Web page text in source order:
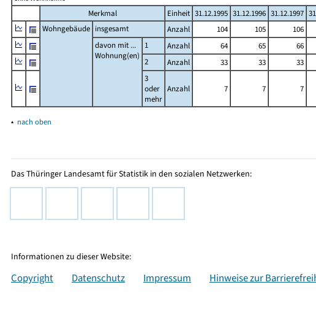
Merkmal Einheit 31.12.1995 31.12.1996 31.12.1997
Wohngebäude insgesamt Anzahl 104 105 106
davon mit ...
Wohnung(en)
1 Anzahl 64 65 66
2
Anzahl 33 33 33
3
oder
mehr
Anzahl 7 7 7
▴ nach oben
Das Thüringer Landesamt für Statistik in den sozialen Netzwerken:
Informationen zu dieser Website:
Copyright Datenschutz Impressum Hinweise zur